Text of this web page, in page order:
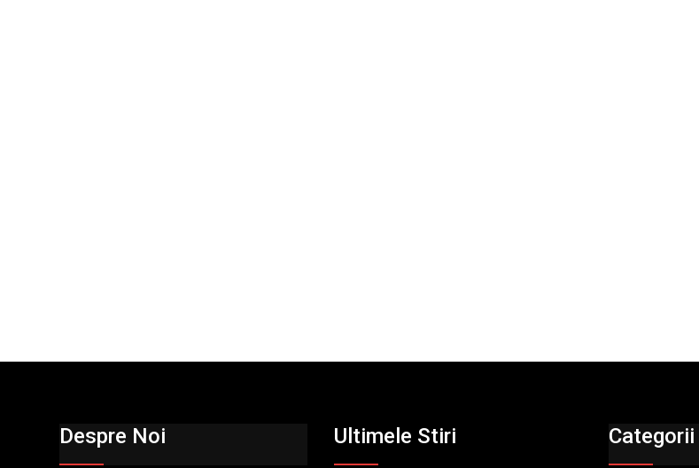
Despre Noi Ultimele Stiri Categorii